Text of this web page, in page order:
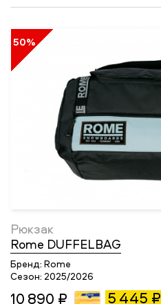
50%
Рюкзак
Rome DUFFELBAG
Бренд: Rome
Сезон: 2025/2026
10 890 ₽ 5 445 ₽